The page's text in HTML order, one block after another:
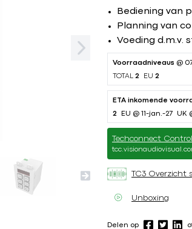
Bediening van
Planning van
Voeding
Voorraadniveaus @
TOTAL 2 EU 2
ETA inkomende
2 EU @ 11-jan.-27 UK
Techconnect Control
TC3 Overzicht
Unboxing
Delen op